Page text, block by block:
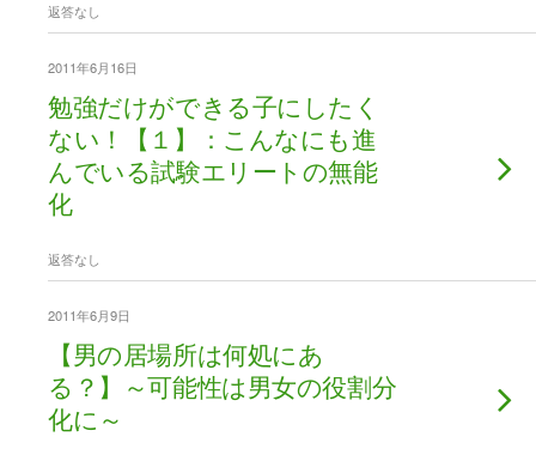
返答なし
2011年6月16日
勉強だけができる子にしたく
ない！【１】：こんなにも進
んでいる試験エリートの無能
化
返答なし
2011年6月9日
【男の居場所は何処にあ
る？】～可能性は男女の役割分
化に～